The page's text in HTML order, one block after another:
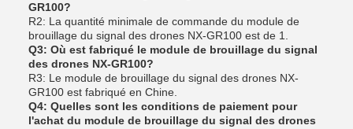
GR100?
R2: La quantité minimale de commande du module de
brouillage du signal des drones NX-GR100 est de 1.
Q3: Où est fabriqué le module de brouillage du signal
des drones NX-GR100?
R3: Le module de brouillage du signal des drones NX-
GR100 est fabriqué en Chine.
Q4: Quelles sont les conditions de paiement pour
l'achat du module de brouillage du signal des drones